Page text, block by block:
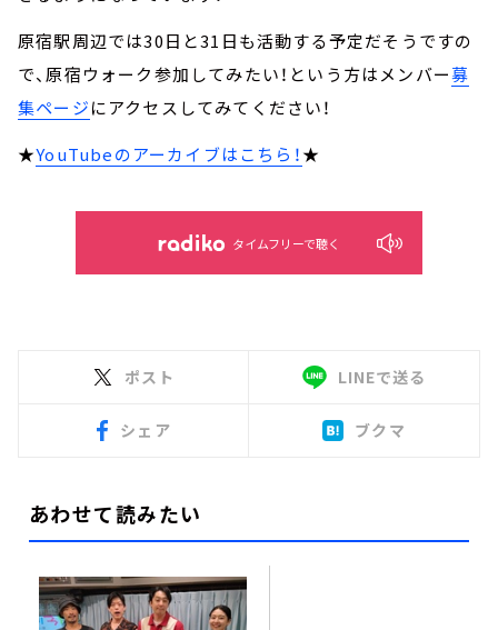
原宿駅周辺では30日と31日も活動する予定だそうですの
で、原宿ウォーク参加してみたい！という方はメンバー募
集ページにアクセスしてみてください！
★YouTubeのアーカイブはこちら！★
タイムフリーで聴く
ポスト LINEで送る
シェア ブクマ
あわせて読みたい